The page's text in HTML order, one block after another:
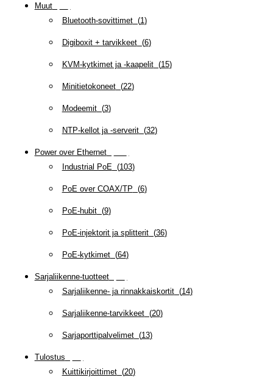
Muut(
Bluetooth-sovittimet(1 )
Digiboxit + tarvikkeet(6)
KVM-kytkimet ja -kaapelit(15)
Minitietokoneet(22)
Modeemit(3)
NTP-kellot ja -serverit(32)
Power over Ethernet(
Industrial PoE (103)
PoE over COAX/TP (6)
PoE-hubit(9)
PoE-injektorit ja splitterit(36)
PoE-kytkimet(64)
Sarjaliikenne-tuotteet(
Sarjaliikenne- ja rinnakkaiskortit(14)
Sarjaliikenne-tarvikkeet(20)
Sarjaporttipalvelimet(13)
Tulostus
Kuittikirjoittimet(20)